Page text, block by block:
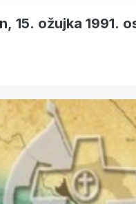
15. ožujka 1991.